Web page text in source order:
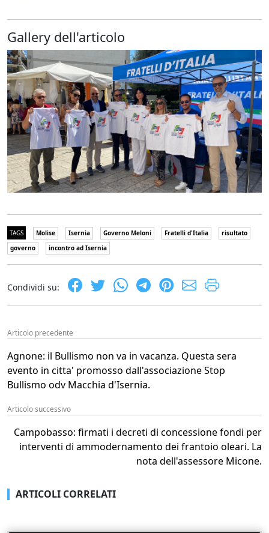
Gallery dell'articolo
TAGS Molise Isernia Governo Meloni Fratelli d'Italia
risultato
governo
incontro ad Isernia
Condividi su:
Articolo precedente
Agnone: il Bullismo non va in vacanza. Questa sera
evento in citta' promosso dall'associazione Stop
Bullismo odv Macchia d'Isernia.
Articolo successivo
Campobasso: firmati i decreti di concessione fondi per
interventi di ammodernamento dei frantoio oleari. La
nota dell'assessore Micone.
ARTICOLI CORRELATI